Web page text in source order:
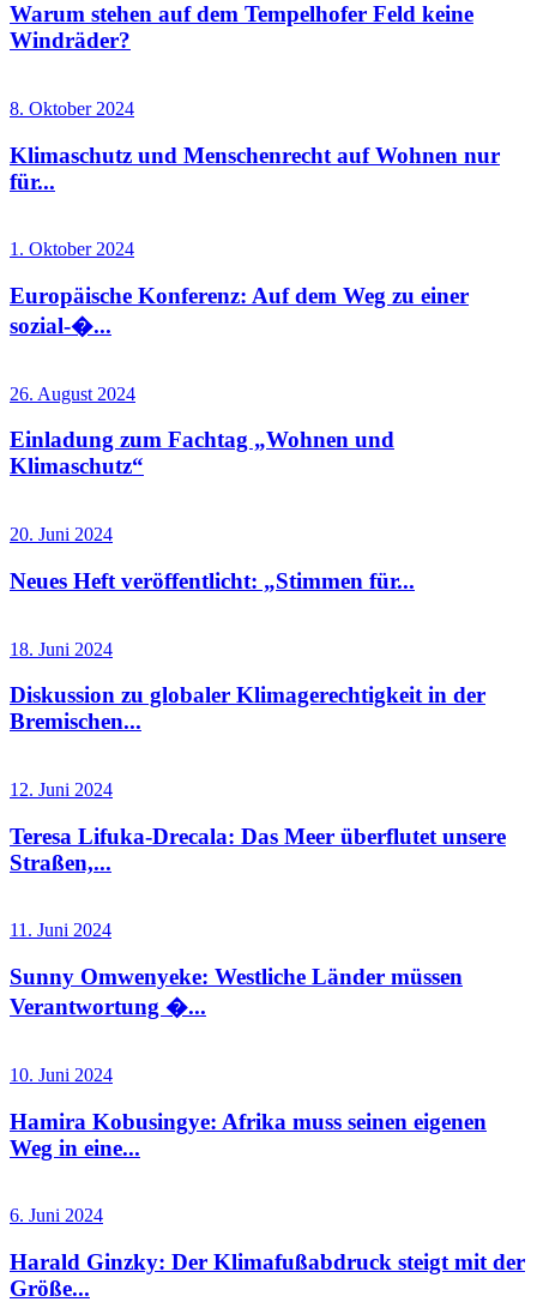
Warum stehen auf dem Tempelhofer Feld keine
Windräder?
8. Oktober 2024
Klimaschutz und Menschenrecht auf Wohnen nur
für...
1. Oktober 2024
Europäische Konferenz: Auf dem Weg zu einer
sozial-�...
26. August 2024
Einladung zum Fachtag „Wohnen und
Klimaschutz“
20. Juni 2024
Neues Heft veröffentlicht: „Stimmen für...
18. Juni 2024
Diskussion zu globaler Klimagerechtigkeit in der
Bremischen...
12. Juni 2024
Teresa Lifuka-Drecala: Das Meer überflutet unsere
Straßen,...
11. Juni 2024
Sunny Omwenyeke: Westliche Länder müssen
Verantwortung �...
10. Juni 2024
Hamira Kobusingye: Afrika muss seinen eigenen
Weg in eine...
6. Juni 2024
Harald Ginzky: Der Klimafußabdruck steigt mit der
Größe...